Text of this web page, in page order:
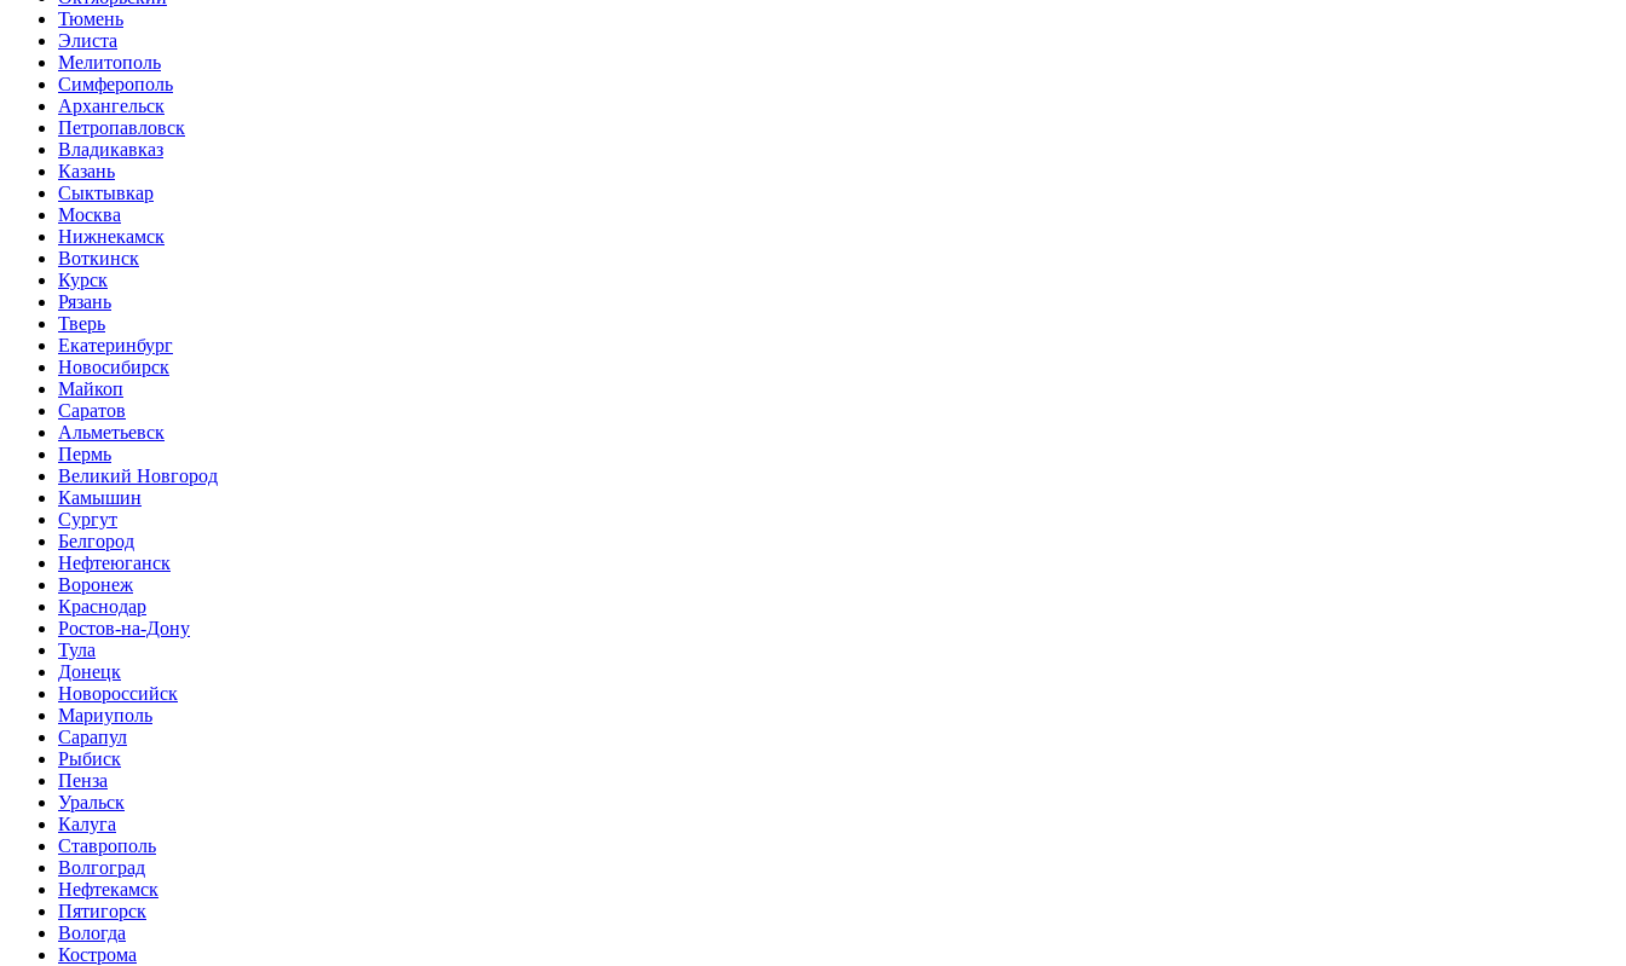
Тюмень
Элиста
Мелитополь
Симферополь
Архангельск
Петропавловск
Владикавказ
Казань
Сыктывкар
Москва
Нижнекамск
Воткинск
Курск
Рязань
Тверь
Екатеринбург
Новосибирск
Майкоп
Саратов
Альметьевск
Пермь
Великий Новгород
Камышин
Сургут
Белгород
Нефтеюганск
Воронеж
Краснодар
Ростов-на-Дону
Тула
Донецк
Новороссийск
Мариуполь
Сарапул
Рыбиск
Пенза
Уральск
Калуга
Ставрополь
Волгоград
Нефтекамск
Пятигорск
Вологда
Кострома